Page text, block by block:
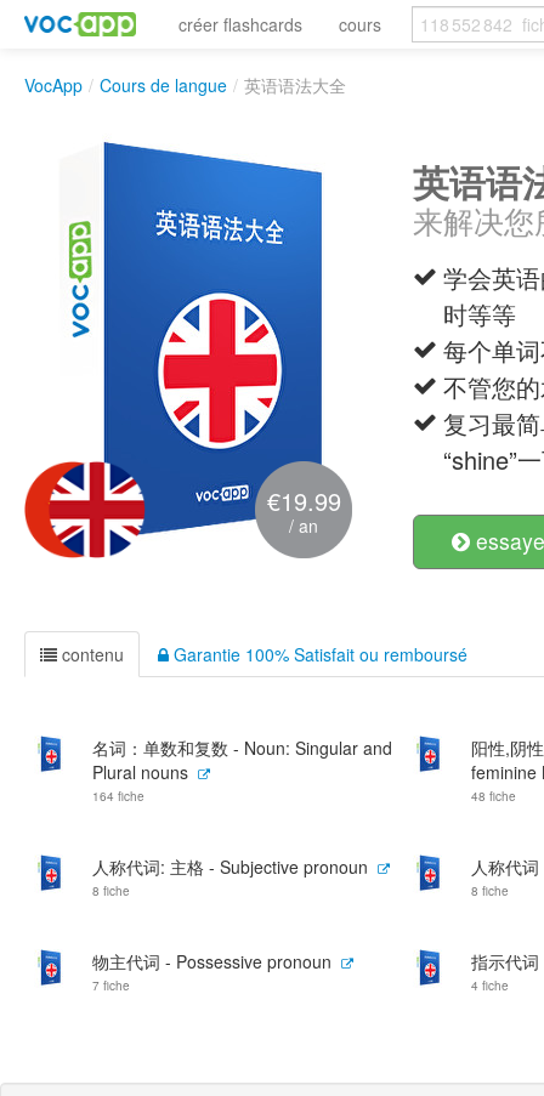
créer flashcards cours
VocApp / Cours de langue / 英语语法大全
€19.99
/ an
英语语
来解决
学会英
时等等
每个单
不管您
复习最
“shine”
contenu Garantie 100% Satisfait ou remboursé
名词：单数和复数 - Noun: Singular and
Plural nouns
164 fiche
阳性,阴
feminine
48 fiche
人称代词: 主格 - Subjective pronoun
8 fiche
人称代
8 fiche
物主代词 - Possessive pronoun
7 fiche
指示代
4 fiche